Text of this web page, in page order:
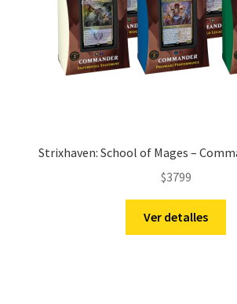
Strixhaven: School of Mages –
$3799
Ver detalles